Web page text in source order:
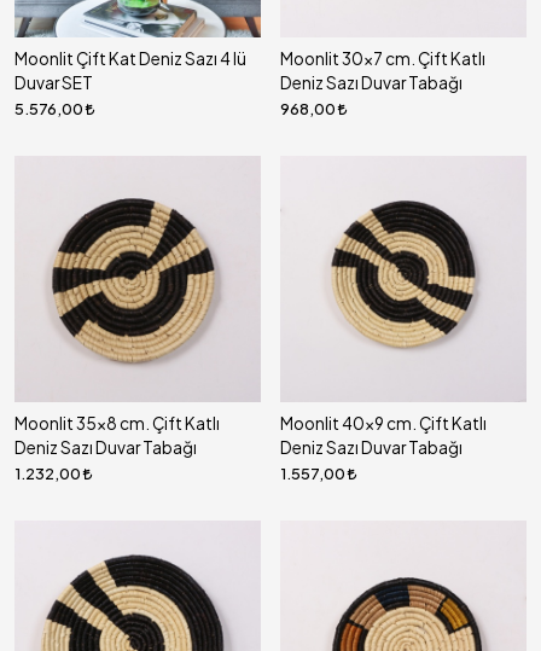
Moonlit Çift Kat Deniz Sazı 4 lü
Duvar SET
5.576,00
Moonlit 30x7 cm. Çift Katlı
Deniz Sazı Duvar Tabağı
968,00
Moonlit 35x8 cm. Çift Katlı
Deniz Sazı Duvar Tabağı
1.232,00
Moonlit 40x9 cm. Çift Katlı
Deniz Sazı Duvar Tabağı
1.557,00